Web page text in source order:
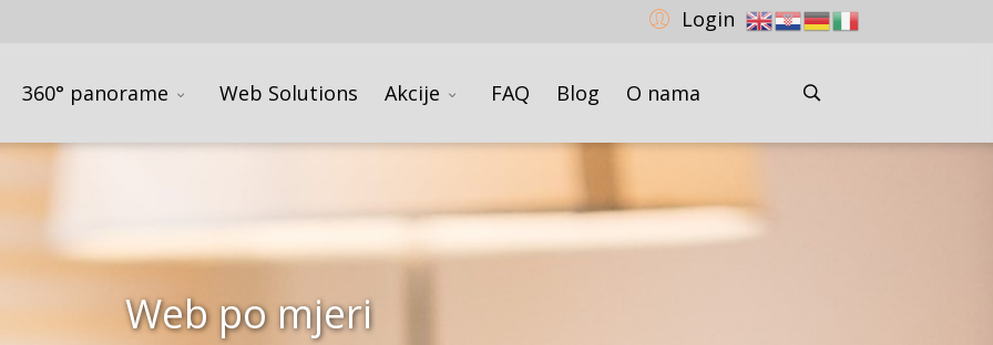
Login
360° panorame Web Solutions Akcije FAQ Blog O nama
Web po mjeri